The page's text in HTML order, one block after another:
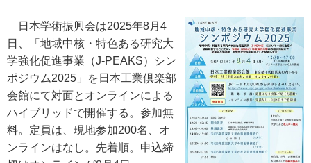
日本学術振興会は2025年8月4
日、「地域中核・特色ある研究大
学強化促進事業（J-PEAKS）シン
ポジウム2025」を日本工業倶楽部
会館にて対面とオンラインによる
ハイブリッドで開催する。参加無
料。定員は、現地参加200名、オ
ンラインはなし。先着順。申込締